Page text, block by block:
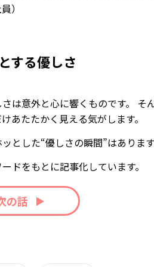
）
する優しさ
は意外と心に響くものです。 そ
あたたかく見える気がします。
とした“優しさの瞬間”はありま
ドをもとに記事化しています。
の話